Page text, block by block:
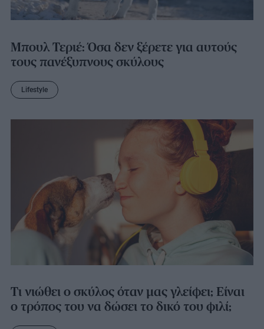
Μπουλ Τεριέ: Όσα δεν ξέρετε για αυτούς
τους πανέξυπνους σκύλους
Lifestyle
Τι νιώθει ο σκύλος όταν μας γλείφει; Είναι
ο τρόπος του να δώσει το δικό του φιλί;